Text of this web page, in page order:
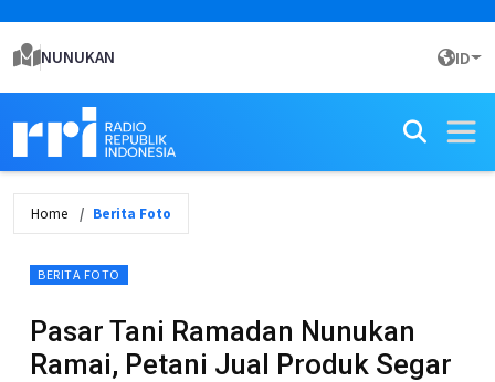
NUNUKAN ID
Home Berita Foto
BERITA FOTO
Pasar Tani Ramadan Nunukan
Ramai, Petani Jual Produk Segar